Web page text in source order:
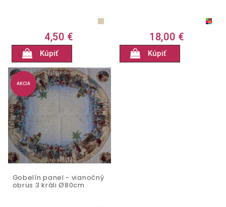
4,50 €
Kúpiť
18,00 €
Kúpiť
AKCIA
Gobelín panel - vianočný
obrus 3 králi Ø80cm